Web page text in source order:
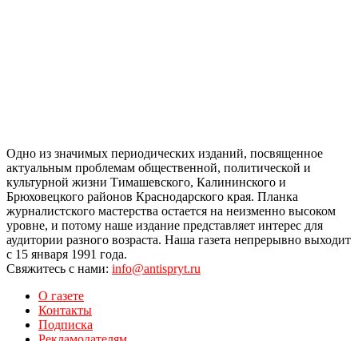
Одно из значимых периодических изданий, посвященное
актуальным проблемам общественной, политической и
культурной жизни Тимашевского, Калининского и
Брюховецкого районов Краснодарского края. Планка
журналистского мастерства остается на неизменно высоком
уровне, и потому наше издание представляет интерес для
аудитории разного возраста. Наша газета непрерывно выходит
с 15 января 1991 года.
Свяжитесь с нами: info@antispryt.ru
О газете
Контакты
Подписка